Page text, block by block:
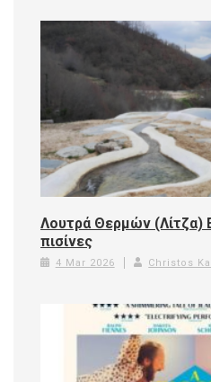
Λουτρά Θερμών (Λίτζα)
πισίνες
4 Mar 2026 Christos